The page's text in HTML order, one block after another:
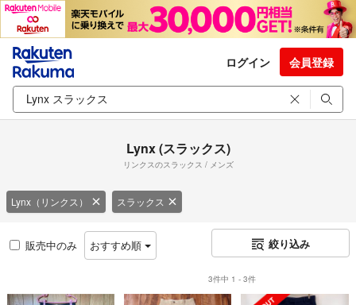
ログイン 会員登録
Lynx (スラックス)
リンクスのスラックス / メンズ
Lynx（リンクス） スラックス
販売中のみ おすすめ順 絞り込み
3件中 1 - 3件